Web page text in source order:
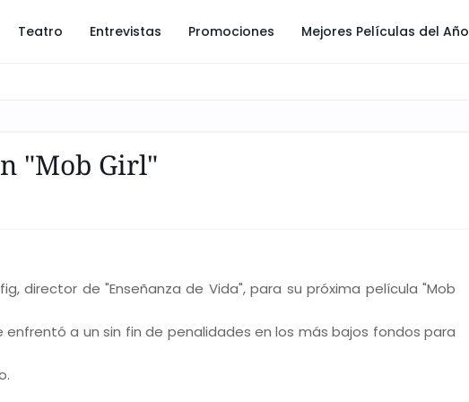
Teatro Entrevistas Promociones Mejores Películas del Año
"Mob Girl"
director de "Enseñanza de Vida", para su próxima película "Mob
enfrentó a un sin fin de penalidades en los más bajos fondos para